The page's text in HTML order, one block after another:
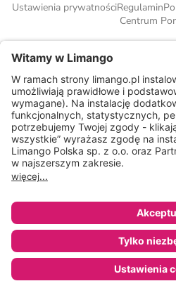
Ustawienia prywatnościRegulamin
Centrum